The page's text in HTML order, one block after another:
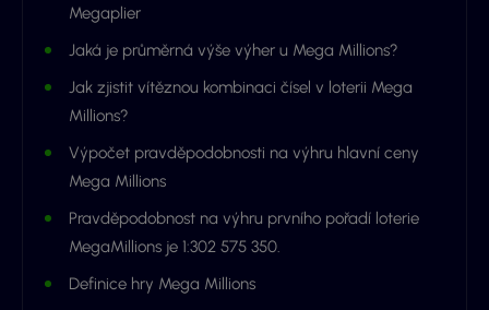
Megaplier
Jaká je průměrná výše výher u Mega Millions?
Jak zjistit vítěznou kombinaci čísel v loterii Mega
Millions?
Výpočet pravděpodobnosti na výhru hlavní ceny
Mega Millions
Pravděpodobnost na výhru prvního pořadí loterie
MegaMillions je 1:302 575 350.
Definice hry Mega Millions